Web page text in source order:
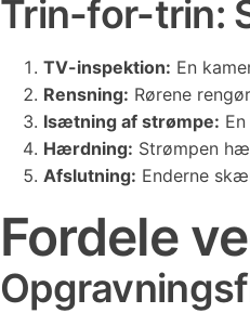
Trin-for-trin:
TV-inspektion: En
Rensning: Rørene
Isætning af strømpe:
Hærdning: Strømpen
Afslutning: Enderne
Fordele